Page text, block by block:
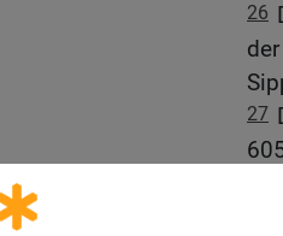
26
27